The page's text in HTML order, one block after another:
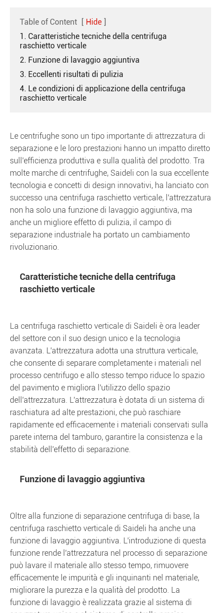
Table of Content [ Hide ]
1. Caratteristiche tecniche della centrifuga
raschietto verticale
2. Funzione di lavaggio aggiuntiva
3. Eccellenti risultati di pulizia
4. Le condizioni di applicazione della centrifuga
raschietto verticale
Le centrifughe sono un tipo importante di attrezzatura di
separazione e le loro prestazioni hanno un impatto diretto
sull'efficienza produttiva e sulla qualità del prodotto. Tra
molte marche di centrifughe, Saideli con la sua eccellente
tecnologia e concetti di design innovativi, ha lanciato con
successo una centrifuga raschietto verticale, l'attrezzatura
non ha solo una funzione di lavaggio aggiuntiva, ma
anche un migliore effetto di pulizia, il campo di
separazione industriale ha portato un cambiamento
rivoluzionario.
Caratteristiche tecniche della centrifuga
raschietto verticale
La centrifuga raschietto verticale di Saideli è ora leader
del settore con il suo design unico e la tecnologia
avanzata. L'attrezzatura adotta una struttura verticale,
che consente di separare completamente i materiali nel
processo centrifugo e allo stesso tempo riduce lo spazio
del pavimento e migliora l'utilizzo dello spazio
dell'attrezzatura. L'attrezzatura è dotata di un sistema di
raschiatura ad alte prestazioni, che può raschiare
rapidamente ed efficacemente i materiali conservati sulla
parete interna del tamburo, garantire la consistenza e la
stabilità dell'effetto di separazione.
Funzione di lavaggio aggiuntiva
Oltre alla funzione di separazione centrifuga di base, la
centrifuga raschietto verticale di Saideli ha anche una
funzione di lavaggio aggiuntiva. L'introduzione di questa
funzione rende l'attrezzatura nel processo di separazione
può lavare il materiale allo stesso tempo, rimuovere
efficacemente le impurità e gli inquinanti nel materiale,
migliorare la purezza e la qualità del prodotto. La
funzione di lavaggio è realizzata grazie al sistema di